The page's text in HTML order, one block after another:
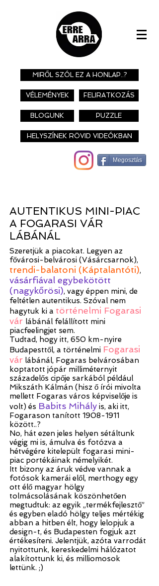
MIRŐL SZÓL EZ A HONLAP..?
VÉLEMÉNYEK FELIRATKOZÁS
BLOGUNK PUZZLE
HELYSZÍNEK RÖVID VIDEÓKBAN
Megosztás
AUTENTIKUS MINI-PIAC
A FOGARASI VÁR
LÁBÁNÁL
Szeretjük a piacokat. Legyen az
fővárosi-belvárosi (Vásárcsarnok),
trendi-balatoni (Káptalantóti),
vásárfiával egybekötött
(nagykőrösi), vagy éppen mini, de
feltétlen autentikus. Szóval nem
hagytuk ki a történelmi Fogarasi
vár lábánál felállított mini
piacfeelingjet sem.
Tudtad, hogy itt, 650 km-nyire
Budapesttől, a történelmi Fogarasi
vár lábánál, Fogaras belvárosában
koptatott jópár milliméternyit
századelős cipője sarkából például
Mikszáth Kálmán (hisz ő írói mivolta
mellett Fogaras város képviselője is
volt) és Babits Mihály is, aki itt,
Fogarason tanított 1908-1911
között..?
No, hát ezen jeles helyen sétáltunk
végig mi is, ámulva és fotózva a
hétvégére kitelepült fogarasi mini-
piac portékáinak némelyikét.
Itt bizony az áruk védve vannak a
fotósok kamerái elől, merthogy egy
ott élő magyar hölgy
tolmácsolásának köszönhetően
megtudtuk: az egyik „termékfejlesztő”
és egyben eladó hölgy teljes mértékig
abban a hitben élt, hogy lelopjuk a
design-t, és Budapesten fogjuk azt
értékesíteni. Jelentjük, azóta varrodát
nyitottunk, kereskedelmi hálózatot
alakítottunk ki, és milliomosok
lettünk. ;)